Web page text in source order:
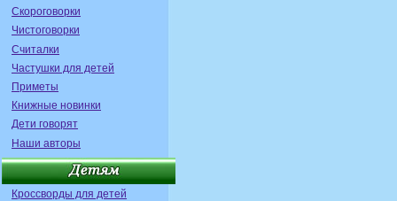
Скороговорки
Чистоговорки
Считалки
Частушки для детей
Приметы
Книжные новинки
Дети говорят
Наши авторы
Кроссворды для детей